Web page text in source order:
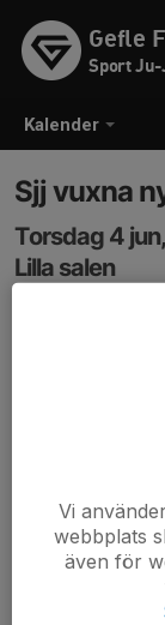
Kalender
Gefle
Sport
Sjj vuxna
Torsdag 4
Lilla salen
OBS - passet
åka och träna
Vi
webbplats
även för